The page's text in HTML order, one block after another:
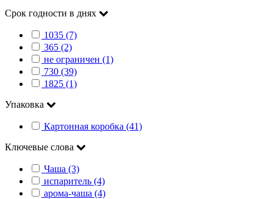
Срок годности в днях
1035 (7)
365 (2)
не ограничен (1)
730 (39)
1825 (1)
Упаковка
Картонная коробка (41)
Ключевые слова
Чаша (3)
испаритель (4)
арома-чаша (4)